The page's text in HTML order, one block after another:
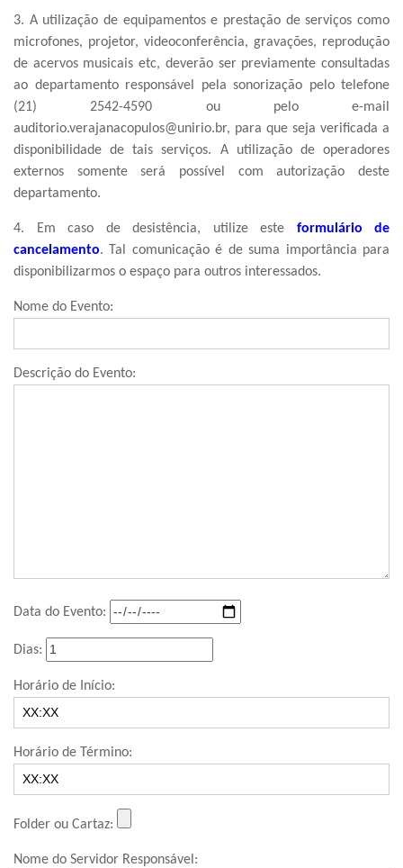
3. A utilização de equipamentos e prestação de serviços como
microfones, projetor, videoconferência, gravações, reprodução
de acervos musicais etc, deverão ser previamente consultadas
ao departamento responsável pela sonorização pelo telefone
(21) 2542-4590 ou pelo e-mail
auditorio.verajanacopulos@unirio.br, para que seja verificada a
disponibilidade de tais serviços. A utilização de operadores
externos somente será possível com autorização deste
departamento.
4. Em caso de desistência, utilize este formulário de
cancelamento. Tal comunicação é de suma importância para
disponibilizarmos o espaço para outros interessados.
Nome do Evento:
Descrição do Evento:
Data do Evento:
Dias:
Horário de Início:
Horário de Término:
Folder ou Cartaz:
Nome do Servidor Responsável: